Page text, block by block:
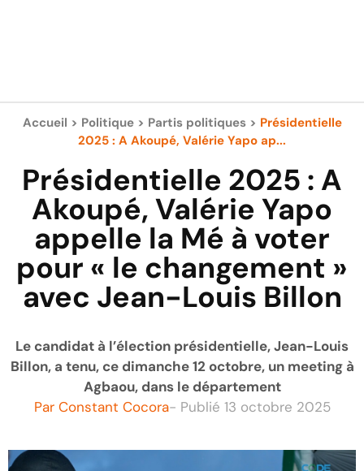
Accueil > Politique> Partis politiques> Présidentielle
2025 : A Akoupé, Valérie Yapo ap...
Présidentielle 2025 : A
Akoupé, Valérie Yapo
appelle la Mé à voter
pour « le changement »
avec Jean-Louis Billon
Le candidat à l’élection présidentielle, Jean-Louis
Billon, a tenu, ce dimanche 12 octobre, un meeting à
Agbaou, dans le département
Par Constant Cocora- Publié 13 octobre 2025